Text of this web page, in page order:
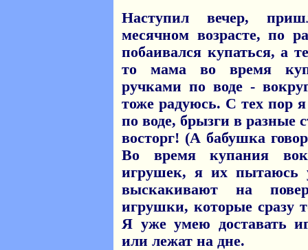
Наступил вечер,
месячном возрасте, по
побаивался купаться, а
то мама во время
ручками по воде -
тоже радуюсь. С тех пор
по воде, брызги в разные
восторг! (А бабушка
Во время купания
игрушек, я их пытаюсь
выскакивают на
игрушки, которые сразу
Я уже умею доставать
или лежат на дне.